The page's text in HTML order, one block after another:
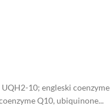
10; engleski coenzyme
Q10, ubiquinone...